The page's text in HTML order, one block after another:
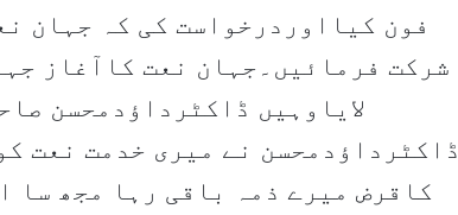
فون کیااوردرخواست کی کہ جہان
شرکت فرمائیں۔جہان نعت کاآغاز
لایاوہیں ڈاکٹرداؤدمحسن
ڈاکٹرداؤدمحسن نے میری خدمت نعت
کاقرض میرے ذمہ باقی رہا مجھ سا